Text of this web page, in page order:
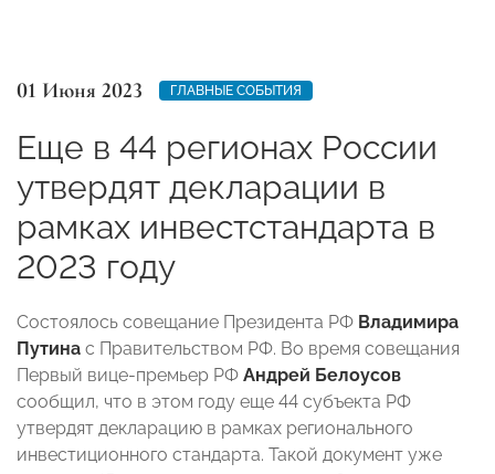
01 Июня 2023 ГЛАВНЫЕ СОБЫТИЯ
Еще в 44 регионах России
утвердят декларации в
рамках инвестстандарта в
2023 году
Состоялось совещание Президента РФ Владимира
Путина с Правительством РФ. Во время совещания
Первый вице-премьер РФ Андрей Белоусов
сообщил, что в этом году еще 44 субъекта РФ
утвердят декларацию в рамках регионального
инвестиционного стандарта. Такой документ уже